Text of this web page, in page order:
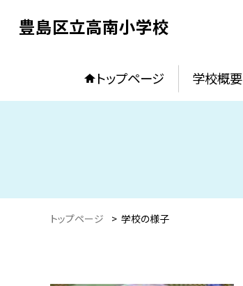
豊島区立高南小学校
トップページ 学校概要
トップページ > 学校の様子